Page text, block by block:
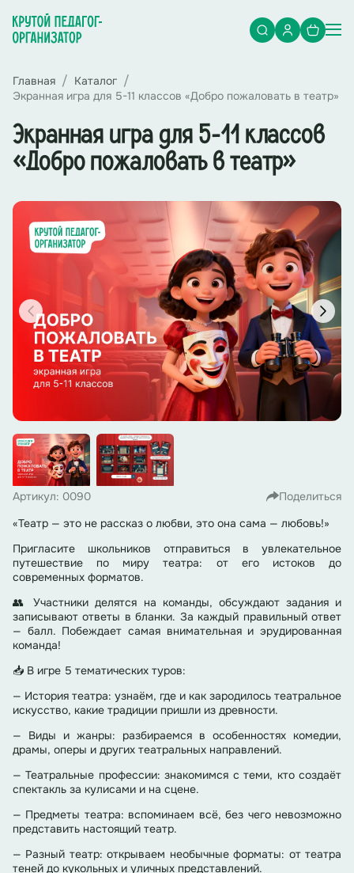
Главная
Каталог
Экранная игра для 5-11 классов «Добро пожаловать в театр»
Экранная игра для 5-11 классов
«Добро пожаловать в театр»
Артикул: 0090
Поделиться
«Театр — это не рассказ о любви, это она сама — любовь!»
Пригласите школьников отправиться в увлекательное
путешествие по миру театра: от его истоков до
современных форматов.
👥 Участники делятся на команды, обсуждают задания и
записывают ответы в бланки. За каждый правильный ответ
— балл. Побеждает самая внимательная и эрудированная
команда!
📥 В игре 5 тематических туров:
— История театра: узнаём, где и как зародилось театральное
искусство, какие традиции пришли из древности.
— Виды и жанры: разбираемся в особенностях комедии,
драмы, оперы и других театральных направлений.
— Театральные профессии: знакомимся с теми, кто создаёт
спектакль за кулисами и на сцене.
— Предметы театра: вспоминаем всё, без чего невозможно
представить настоящий театр.
— Разный театр: открываем необычные форматы: от театра
теней до кукольных и уличных представлений.